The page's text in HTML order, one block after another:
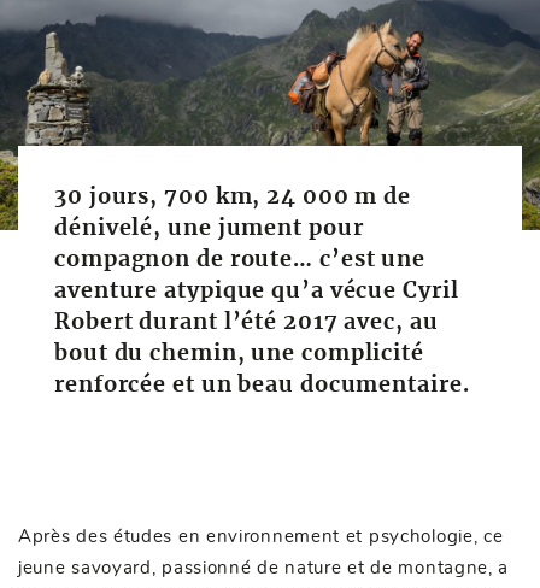
30 jours, 700 km, 24 000 m de
dénivelé, une jument pour
compagnon de route… c’est une
aventure atypique qu’a vécue Cyril
Robert durant l’été 2017 avec, au
bout du chemin, une complicité
renforcée et un beau documentaire.
Après des études en environnement et psychologie, ce
jeune savoyard, passionné de nature et de montagne, a